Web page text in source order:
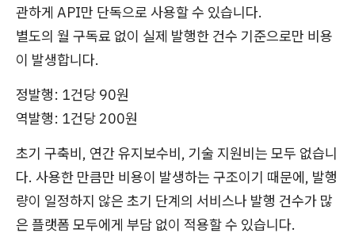
관하게 API만 단독으로 사용할 수 있습니다.
별도의 월 구독료 없이 실제 발행한 건수 기준으로만 비용
이 발생합니다.
정발행: 1건당 90원
역발행: 1건당 200원
초기 구축비, 연간 유지보수비, 기술 지원비는 모두 없습니
다. 사용한 만큼만 비용이 발생하는 구조이기 때문에, 발행
량이 일정하지 않은 초기 단계의 서비스나 발행 건수가 많
은 플랫폼 모두에게 부담 없이 적용할 수 있습니다.